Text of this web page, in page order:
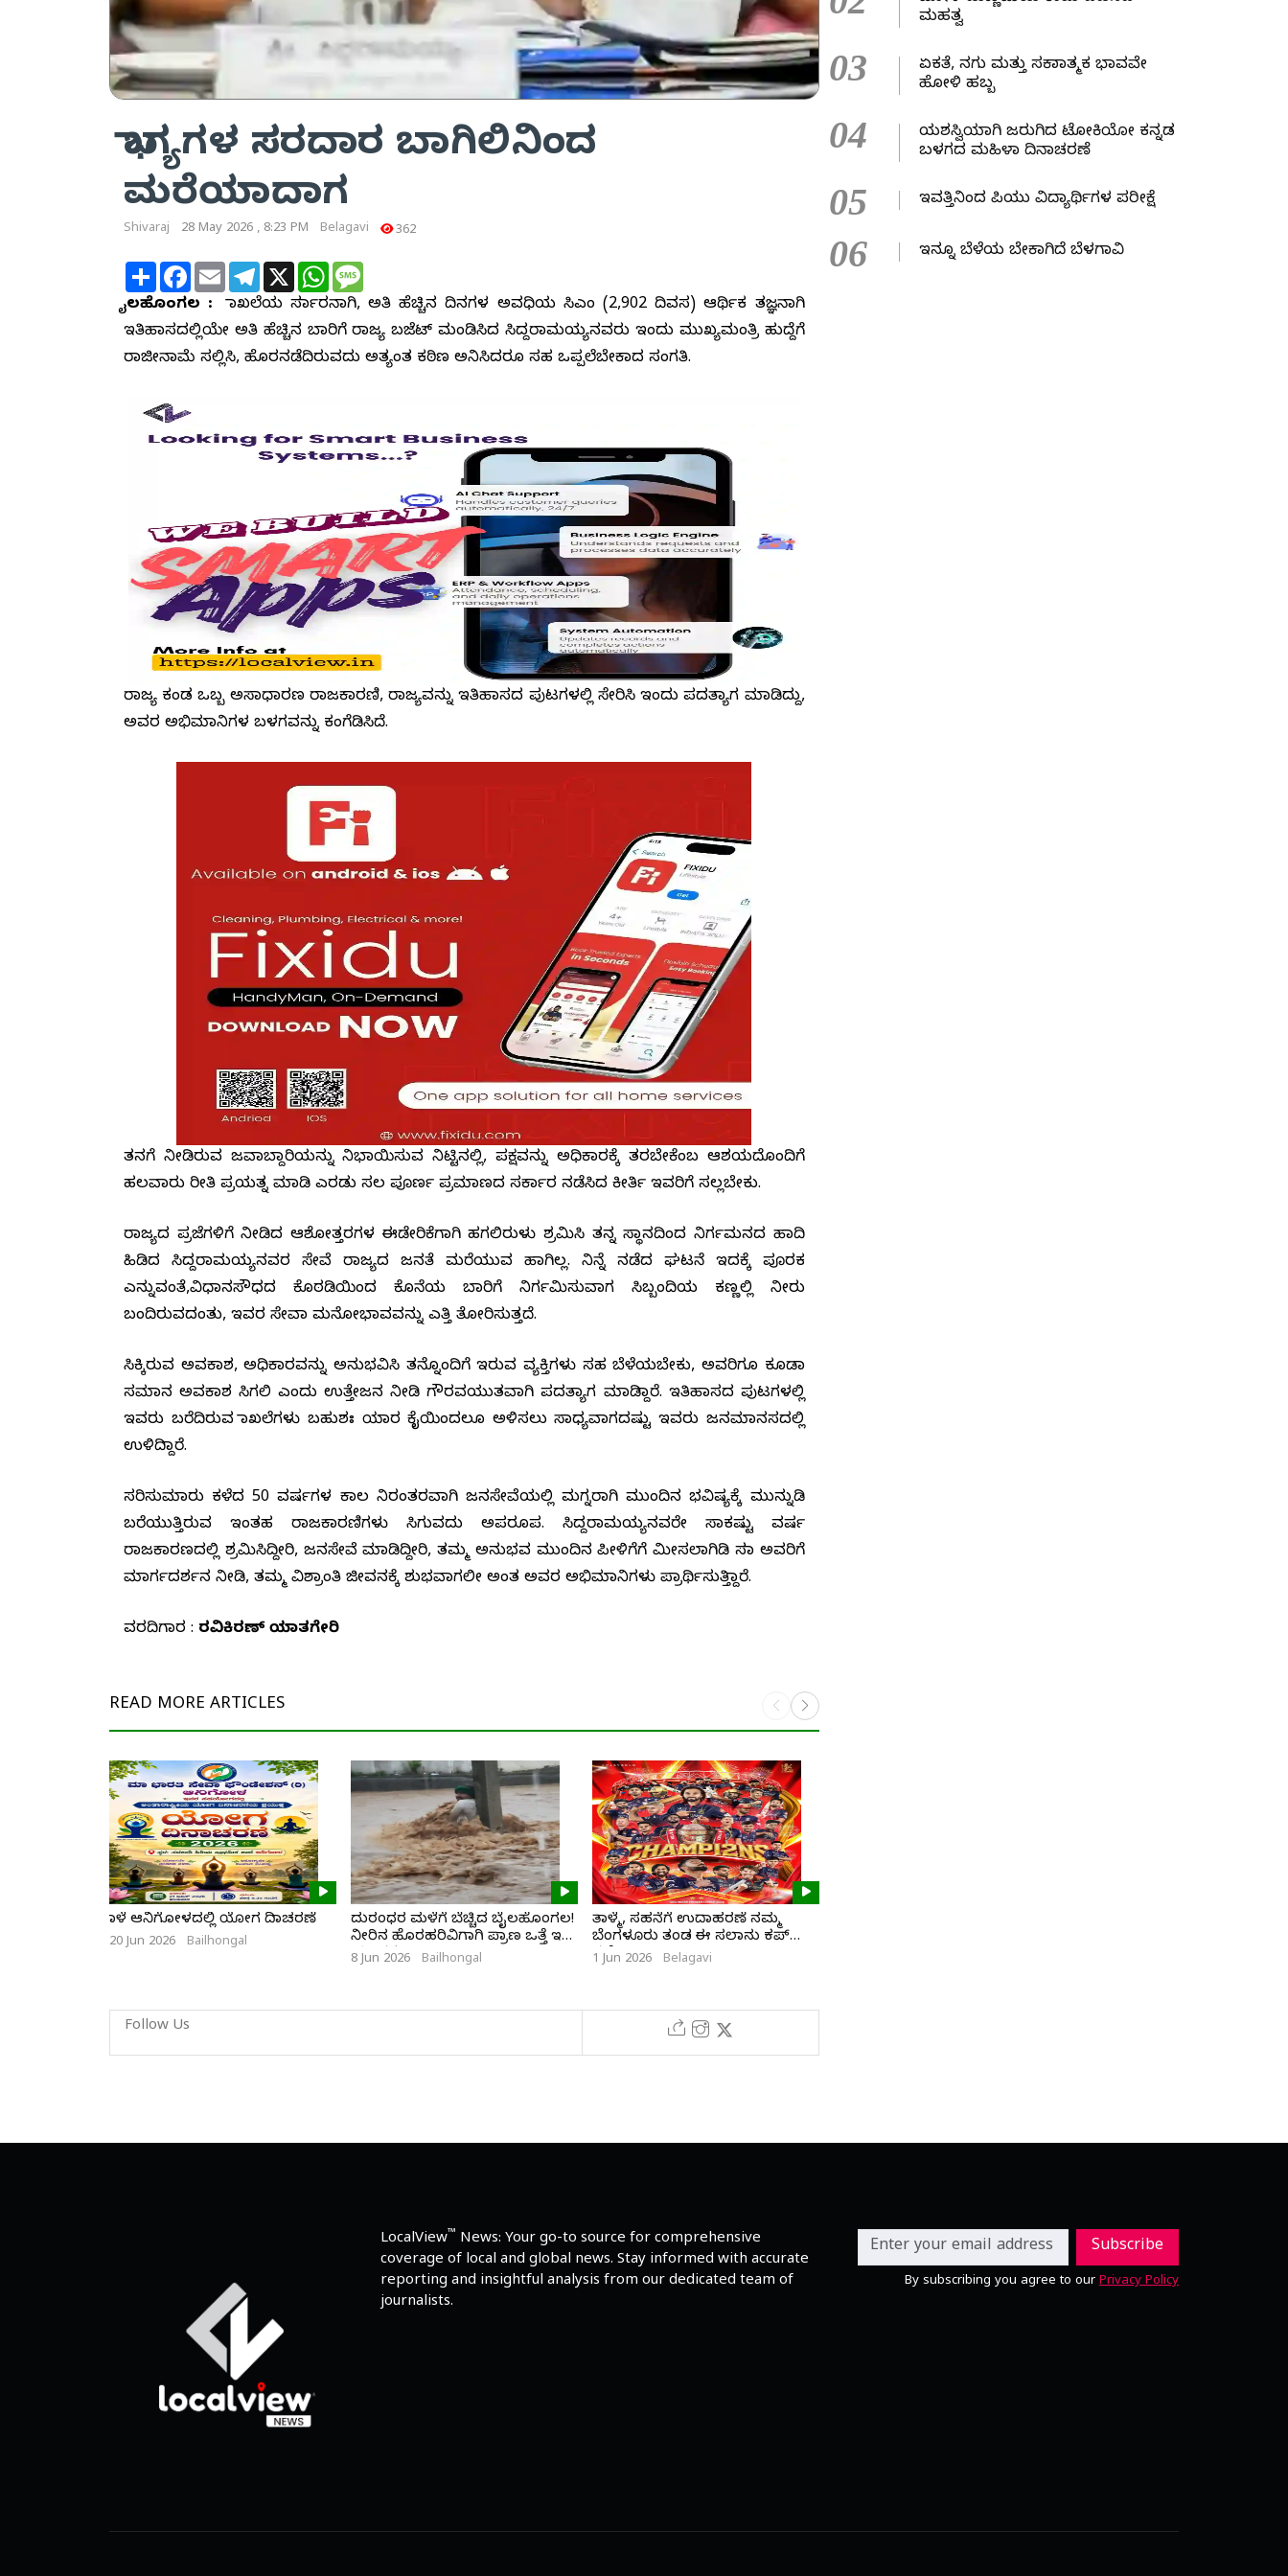
ಭಾಗ್ಯಗಳ ಸರದಾರ ಬಾಗಿಲಿನಿಂದ
ಮರೆಯಾದಾಗ
Shivaraj 28 May 2026 , 8:23 PM Belagavi 362
ShareFacebook
Email Telegram
X WhatsApp
ಬೈಲಹೊಂಗಲ :
ದಾಖಲೆಯ ಸರ್ದಾರನಾಗಿ, ಅತಿ ಹೆಚ್ಚಿನ ದಿನಗಳ ಅವಧಿಯ ಸಿಎಂ (2,902 ದಿವಸ) ಆರ್ಥಿಕ ತಜ್ಞನಾಗಿ
ಇತಿಹಾಸದಲ್ಲಿಯೇ ಅತಿ ಹೆಚ್ಚಿನ ಬಾರಿಗೆ ರಾಜ್ಯ ಬಜೆಟ್ ಮಂಡಿಸಿದ ಸಿದ್ದರಾಮಯ್ಯನವರು ಇಂದು ಮುಖ್ಯಮಂತ್ರಿ ಹುದ್ದೆಗೆ
ರಾಜೀನಾಮೆ ಸಲ್ಲಿಸಿ, ಹೊರನಡೆದಿರುವದು ಅತ್ಯಂತ ಕಠಿಣ ಅನಿಸಿದರೂ ಸಹ ಒಪ್ಪಲೆಬೇಕಾದ ಸಂಗತಿ.
ರಾಜ್ಯ ಕಂಡ ಒಬ್ಬ ಅಸಾಧಾರಣ ರಾಜಕಾರಣಿ, ರಾಜ್ಯವನ್ನು ಇತಿಹಾಸದ ಪುಟಗಳಲ್ಲಿ ಸೇರಿಸಿ ಇಂದು ಪದತ್ಯಾಗ ಮಾಡಿದ್ದು,
ಅವರ ಅಭಿಮಾನಿಗಳ ಬಳಗವನ್ನು ಕಂಗೆಡಿಸಿದೆ.
ತನಗೆ ನೀಡಿರುವ ಜವಾಬ್ದಾರಿಯನ್ನು ನಿಭಾಯಿಸುವ ನಿಟ್ಟಿನಲ್ಲಿ, ಪಕ್ಷವನ್ನು ಅಧಿಕಾರಕ್ಕೆ ತರಬೇಕೆಂಬ ಆಶಯದೊಂದಿಗೆ
ಹಲವಾರು ರೀತಿ ಪ್ರಯತ್ನ ಮಾಡಿ ಎರಡು ಸಲ ಪೂರ್ಣ ಪ್ರಮಾಣದ ಸರ್ಕಾರ ನಡೆಸಿದ ಕೀರ್ತಿ ಇವರಿಗೆ ಸಲ್ಲಬೇಕು.
ರಾಜ್ಯದ ಪ್ರಜೆಗಳಿಗೆ ನೀಡಿದ ಆಶೋತ್ತರಗಳ ಈಡೇರಿಕೆಗಾಗಿ ಹಗಲಿರುಳು ಶ್ರಮಿಸಿ ತನ್ನ ಸ್ಥಾನದಿಂದ ನಿರ್ಗಮನದ ಹಾದಿ
ಹಿಡಿದ ಸಿದ್ದರಾಮಯ್ಯನವರ ಸೇವೆ ರಾಜ್ಯದ ಜನತೆ ಮರೆಯುವ ಹಾಗಿಲ್ಲ. ನಿನ್ನೆ ನಡೆದ ಘಟನೆ ಇದಕ್ಕೆ ಪೂರಕ
ಎನ್ನುವಂತೆ,‌ವಿಧಾನಸೌಧದ ಕೊಠಡಿಯಿಂದ ಕೊನೆಯ ಬಾರಿಗೆ ನಿರ್ಗಮಿಸುವಾಗ ಸಿಬ್ಬಂದಿಯ ಕಣ್ಣಲ್ಲಿ ನೀರು
ಬಂದಿರುವದಂತು, ಇವರ ಸೇವಾ ಮನೋಭಾವವನ್ನು ಎತ್ತಿ ತೋರಿಸುತ್ತದೆ.
ಸಿಕ್ಕಿರುವ ಅವಕಾಶ, ಅಧಿಕಾರವನ್ನು ಅನುಭವಿಸಿ ತನ್ನೊಂದಿಗೆ ಇರುವ ವ್ಯಕ್ತಿಗಳು ಸಹ ಬೆಳೆಯಬೇಕು, ಅವರಿಗೂ ಕೂಡಾ
ಸಮಾನ ಅವಕಾಶ ಸಿಗಲಿ ಎಂದು ಉತ್ತೇಜನ ನೀಡಿ ಗೌರವಯುತವಾಗಿ ಪದತ್ಯಾಗ ಮಾಡಿದ್ದಾರೆ. ಇತಿಹಾಸದ ಪುಟಗಳಲ್ಲಿ
ಇವರು ಬರೆದಿರುವ ದಾಖಲೆಗಳು ಬಹುಶಃ ಯಾರ ಕೈಯಿಂದಲೂ ಅಳಿಸಲು ಸಾಧ್ಯವಾಗದಷ್ಟು ಇವರು ಜನಮಾನಸದಲ್ಲಿ
ಉಳಿದಿದ್ದಾರೆ.
ಸರಿಸುಮಾರು ಕಳೆದ 50 ವರ್ಷಗಳ ಕಾಲ ನಿರಂತರವಾಗಿ ಜನಸೇವೆಯಲ್ಲಿ ಮಗ್ನರಾಗಿ ಮುಂದಿನ ಭವಿಷ್ಯಕ್ಕೆ ಮುನ್ನುಡಿ
ಬರೆಯುತ್ತಿರುವ ಇಂತಹ ರಾಜಕಾರಣಿಗಳು ಸಿಗುವದು ಅಪರೂಪ. ಸಿದ್ದರಾಮಯ್ಯನವರೇ ಸಾಕಷ್ಟು ವರ್ಷ
ರಾಜಕಾರಣದಲ್ಲಿ ಶ್ರಮಿಸಿದ್ದೀರಿ, ಜನಸೇವೆ ಮಾಡಿದ್ದೀರಿ, ತಮ್ಮ ಅನುಭವ ಮುಂದಿನ ಪೀಳಿಗೆಗೆ ಮೀಸಲಾಗಿಡಿ ಸದಾ ಅವರಿಗೆ
ಮಾರ್ಗದರ್ಶನ ನೀಡಿ, ತಮ್ಮ ವಿಶ್ರಾಂತಿ ಜೀವನಕ್ಕೆ ಶುಭವಾಗಲೀ ಅಂತ ಅವರ ಅಭಿಮಾನಿಗಳು ಪ್ರಾರ್ಥಿಸುತ್ತಿದ್ದಾರೆ.
ವರದಿಗಾರ : ರವಿಕಿರಣ್ ಯಾತಗೇರಿ
READ MORE ARTICLES
ನಾಳೆ ಆನಿಗೋಳದಲ್ಲಿ ಯೋಗ ದಿನಾಚರಣೆ
20 Jun 2026 Bailhongal
ದುರಂಧರ ಮಳೆಗೆ ಬೆಚ್ಚಿದ ಬೈಲಹೊಂಗಲ!
ನೀರಿನ ಹೊರಹರಿವಿಗಾಗಿ ಪ್ರಾಣ ಒತ್ತೆ ಇಟ್ಟ
ಯುವಕ
8 Jun 2026 Bailhongal
ತಾಳ್ಮೆ, ಸಹನೆಗೆ ಉದಾಹರಣೆ ನಮ್ಮ
ಬೆಂಗಳೂರು ತಂಡ ಈ ಸಲಾನು ಕಪ್
ನಮ್ದೆ
1 Jun 2026 Belagavi
Follow Us
ಮಹತ್ವ
03
ಏಕತೆ, ನಗು ಮತ್ತು ಸಕಾರಾತ್ಮಕ ಭಾವವೇ
ಹೋಳಿ ಹಬ್ಬ
04
ಯಶಸ್ವಿಯಾಗಿ ಜರುಗಿದ ಟೋಕಿಯೋ ಕನ್ನಡ
ಬಳಗದ ಮಹಿಳಾ ದಿನಾಚರಣೆ
05 ಇವತ್ತಿನಿಂದ ಪಿಯು ವಿದ್ಯಾರ್ಥಿಗಳ ಪರೀಕ್ಷೆ
06 ಇನ್ನೂ ಬೆಳೆಯ ಬೇಕಾಗಿದೆ ಬೆಳಗಾವಿ
LocalView™ News: Your go-to source for comprehensive
coverage of local and global news. Stay informed with accurate
reporting and insightful analysis from our dedicated team of
journalists.
Subscribe
By subscribing you agree to our Privacy Policy